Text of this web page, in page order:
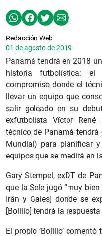
Redacción Web
01 de agosto de 2019
Panamá tendrá en 2018
historia futbolística:
compromiso donde el
llevar un equipo que
salir goleado en su
exfutbolista Víctor René
técnico de Panamá
Mundial) para planificar
equipos que se medirá en
Gary Stempel, exDT de
que la Sele jugó “muy
Irán y Gales] donde se
[Bolillo] tendrá la
El propio ‘Bolillo’